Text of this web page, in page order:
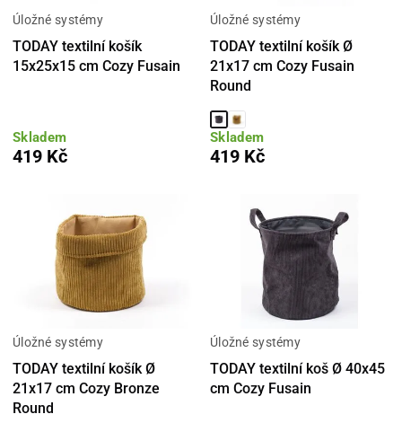
Úložné systémy
TODAY textilní košík
15x25x15 cm Cozy Fusain
Skladem
419 Kč
Úložné systémy
TODAY textilní košík Ø
21x17 cm Cozy Fusain
Round
Skladem
419 Kč
Úložné systémy
TODAY textilní košík Ø
21x17 cm Cozy Bronze
Round
Úložné systémy
TODAY textilní koš Ø 40x45
cm Cozy Fusain